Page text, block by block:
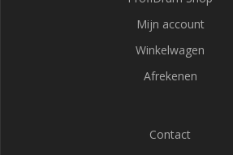
Mijn account
Winkelwagen
Afrekenen
Contact